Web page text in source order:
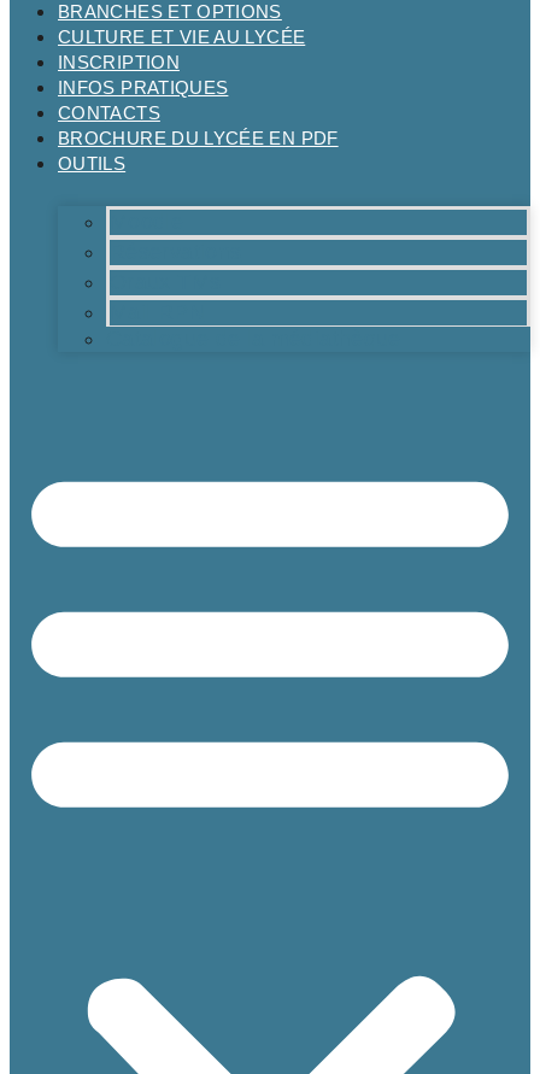
BRANCHES ET OPTIONS
CULTURE ET VIE AU LYCÉE
INSCRIPTION
INFOS PRATIQUES
CONTACTS
BROCHURE DU LYCÉE EN PDF
OUTILS